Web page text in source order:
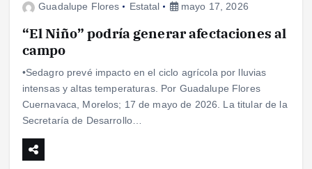
Guadalupe Flores Estatal mayo 17, 2026
“El Niño” podría generar afectaciones al
campo
•Sedagro prevé impacto en el ciclo agrícola por lluvias
intensas y altas temperaturas. Por Guadalupe Flores
Cuernavaca, Morelos; 17 de mayo de 2026. La titular de la
Secretaría de Desarrollo…